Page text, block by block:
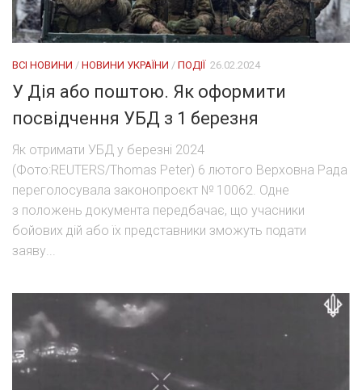
ВСІ НОВИНИ / НОВИНИ УКРАЇНИ / ПОДІЇ 26.02.2024
У Дія або поштою. Як оформити
посвідчення УБД з 1 березня
Як отримати УБД у березні 2024
(Фото:REUTERS/Thomas Peter) 6 лютого Верховна Рада
переголосувала законопроєкт № 10062. Одне
з положень документа передбачає, що учасники
бойових дій або їх представники зможуть подати
заяву...